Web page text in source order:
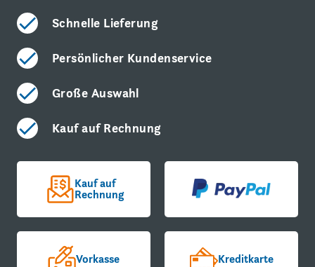
Schnelle Lieferung
Persönlicher Kundenservice
Große Auswahl
Kauf auf Rechnung
Kauf auf
Rechnung
Vorkasse Kreditkarte